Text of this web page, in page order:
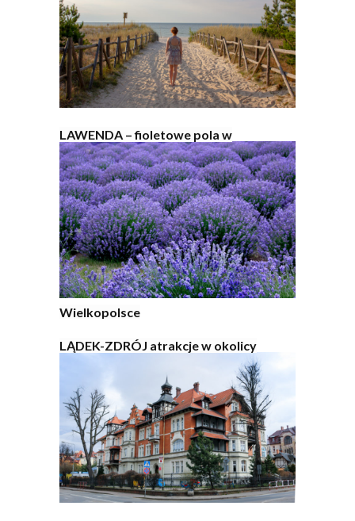
LAWENDA – fioletowe pola w
Wielkopolsce
LĄDEK-ZDRÓJ atrakcje w okolicy